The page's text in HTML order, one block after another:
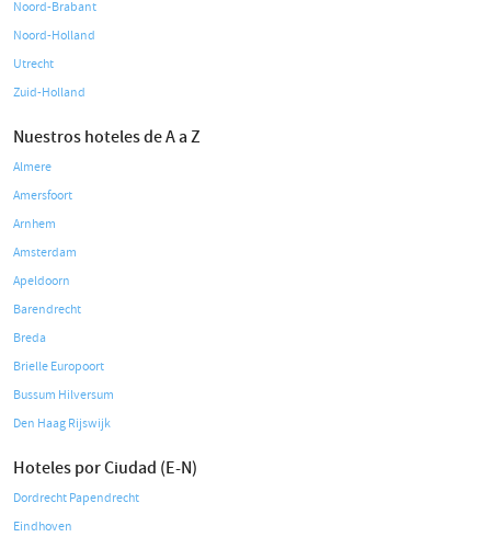
Noord-Brabant
Noord-Holland
Utrecht
Zuid-Holland
Nuestros hoteles de A a Z
Almere
Amersfoort
Arnhem
Amsterdam
Apeldoorn
Barendrecht
Breda
Brielle Europoort
Bussum Hilversum
Den Haag Rijswijk
Hoteles por Ciudad (E-N)
Dordrecht Papendrecht
Eindhoven